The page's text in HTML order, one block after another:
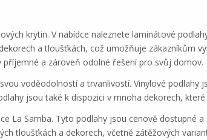
krytin. V nabídce naleznete laminátové
a tloušťkách, což umožňuje zákazníkům
a zároveň odolné řešení pro svůj domov.
voděodolností a trvanlivostí. Vinylové podlahy
jsou také k dispozici v mnoha dekorech,
La Samba. Tyto podlahy jsou cenově dostupné
tloušťkách a dekorech, včetně zátěžových